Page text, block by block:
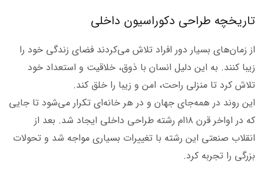
تاریخچه طراحی دکوراسیون داخلی
از زمان‌های بسیار دور افراد تلاش می‌کردند فضای زندگی خود را
زیبا کنند. به این دلیل انسان با ذوق، خلاقیت و استعداد خود
تلاش کرد تا منزلی راحت، امن و زیبا را خلق کند.
این روند در همه‌جای جهان و در هر خانه‌ای تکرار می‌شود تا جایی
که در اواخر قرن ۱۸‌ام رشته طراحی داخلی ایجاد شد. بعد از
انقلاب صنعتی این رشته با تغییرات بسیاری مواجه شد و تحولات
بزرگی را تجربه کرد.